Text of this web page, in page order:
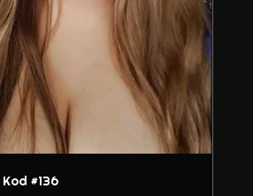
Kod #136